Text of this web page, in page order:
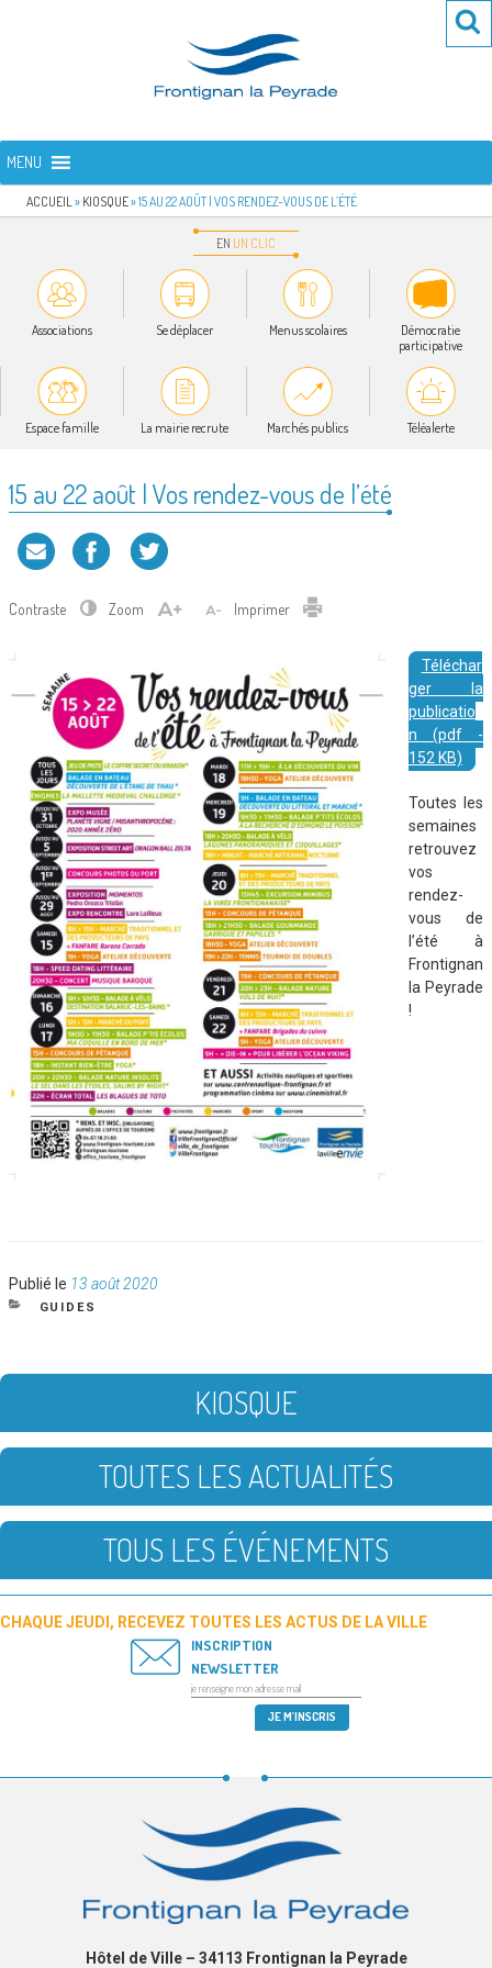
FRONTIGNAN LA PEYRADE
MENU
ACCUEIL » KIOSQUE»15 AU 22 AOÛT | VOS RENDEZ-VOUS DE L’ÉTÉ
EN UN CLIC
Associations Se déplacer Menus scolaires
Démocratie
participative
Espace famille La mairie recrute Marchés publics Téléalerte
15 au 22 août | Vos rendez-vous de l’été
Contraste Zoom Imprimer
Téléchar
ger la
publicatio
n (pdf -
152 KB)
Toutes les
semaines
retrouvez
vos
rendez-
vous de
l’été à
Frontignan
la Peyrade
!
Publié le Publié
le
13 août 2020
CATÉGORIES
GUIDES
KIOSQUE
TOUTES LES ACTUALITÉS
TOUS LES ÉVÉNEMENTS
CHAQUE JEUDI, RECEVEZ TOUTES LES ACTUS DE LA VILLE
INSCRIPTION
NEWSLETTER
Hôtel de Ville – 34113 Frontignan la Peyrade